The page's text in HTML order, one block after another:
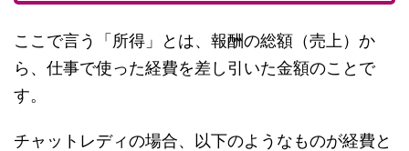
ここで言う「所得」とは、報酬の総額（売上）か
ら、仕事で使った経費を差し引いた金額のことで
す。
チャットレディの場合、以下のようなものが経費と